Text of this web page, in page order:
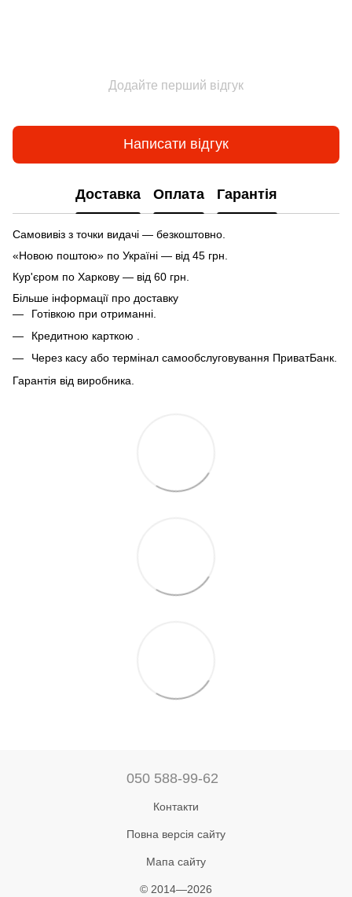
Додайте перший відгук
Написати відгук
Доставка Оплата Гарантія
Самовивіз з точки видачі — безкоштовно.
«Новою поштою» по Україні — від 45 грн.
Кур'єром по Харкову — від 60 грн.
Більше інформації про доставку
Готівкою при отриманні.
Кредитною карткою .
Через касу або термінал самообслуговування ПриватБанк.
Гарантія від виробника.
050 588-99-62
Контакти
Повна версія сайту
Мапа сайту
© 2014—2026